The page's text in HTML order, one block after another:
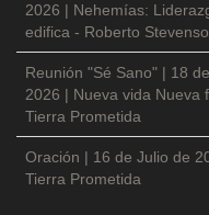
2026 | Nehemías:
edifica - Roberto
Reunión "Sé Sano" | 18
2026 | Nueva vida Nueva
Tierra Prometida
Oración | 16 de Julio de
Tierra Prometida